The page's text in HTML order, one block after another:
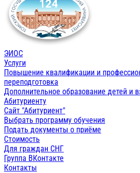
ЭИОС
Услуги
Повышение квалификации и
переподготовка
Дополнительное образование детей и
Абитуриенту
Сайт "Абитуриент"
Выбрать программу обучения
Подать документы о приёме
Стоимость
Для граждан СНГ
Группа ВКонтакте
Контакты